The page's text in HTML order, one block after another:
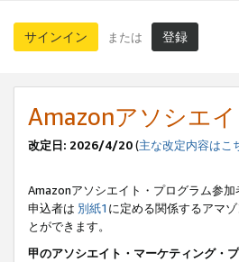
サインイン または 登録
Amazonアソシエ
改定日: 2026/4/20(主な改定内容はこ
Amazonアソシエイト・プログラム参
申込者は 別紙1 に定める関係するアマ
とができます。
甲のアソシエイト・マーケティング・